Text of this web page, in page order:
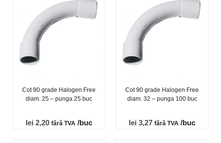
Cot 90 grade Halogen Free
diam. 25 – punga 25 buc
lei 2,20 fără TVA /buc
Cot 90 grade Halogen Free
diam. 32 – punga 100 buc
lei 3,27 fără TVA /buc